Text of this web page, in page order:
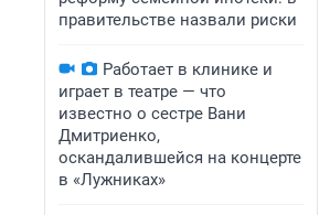
правительстве назвали риски
Работает в клинике и
играет в театре — что
известно о сестре Вани
Дмитриенко,
оскандалившейся на концерте
в «Лужниках»